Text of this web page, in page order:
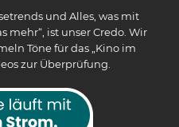
und Alles, was mit
mehr“, ist unser Credo. Wir
Töne für das „Kino im
zur Überprüfung.